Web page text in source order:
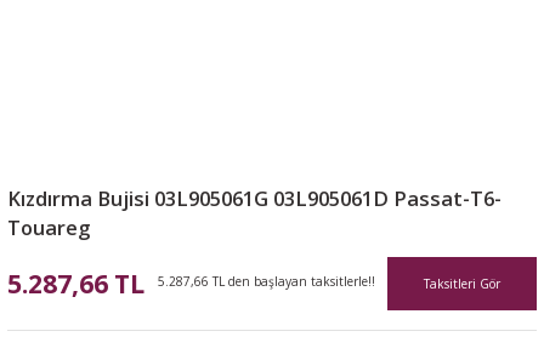
Kızdırma Bujisi 03L905061G 03L905061D Passat-T6-
Touareg
5.287,66 TL 5.287,66 TL den başlayan taksitlerle!! Taksitleri Gör